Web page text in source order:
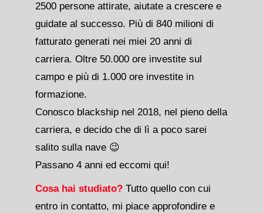
2500 persone attirate, aiutate a crescere e
guidate al successo. Più di 840 milioni di
fatturato generati nei miei 20 anni di
carriera. Oltre 50.000 ore investite sul
campo e più di 1.000 ore investite in
formazione.
Conosco blackship nel 2018, nel pieno della
carriera, e decido che di lì a poco sarei
salito sulla nave 😉
Passano 4 anni ed eccomi qui!
Cosa hai studiato? Tutto quello con cui
entro in contatto, mi piace approfondire e